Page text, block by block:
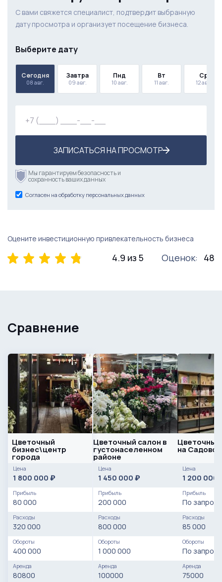
С вами свяжется специалист, подтвердит выбранную
дату просмотра и организует посещение бизнеса.
Выберите дату
Сегодня
08 авг.
Завтра
09 авг.
Пнд
10 авг.
Вт
11 авг.
Ср
12 авг.
ЗАПИСАТЬСЯ НА ПРОСМОТР
Мы гарантируем безопасность и
сохранность ваших данных
Согласен на обработку персональных данных
Оцените инвестиционную привлекательность бизнеса
4.9 из 5 Оценок: 48
Сравнение
Цветочный
бизнес\центр
города
Цена
1 800 000 ₽
Прибыль
80 000
Расходы
320 000
Обороты
400 000
Аренда
80800
Цветочный салон в
густонаселенном
районе
Цена
1 450 000 ₽
Прибыль
200 000
Расходы
800 000
Обороты
1 000 000
Аренда
100000
Цветочный
на Садовой
Цена
1 200 000
Прибыль
По запросу
Расходы
85 000
Обороты
По запросу
Аренда
75000